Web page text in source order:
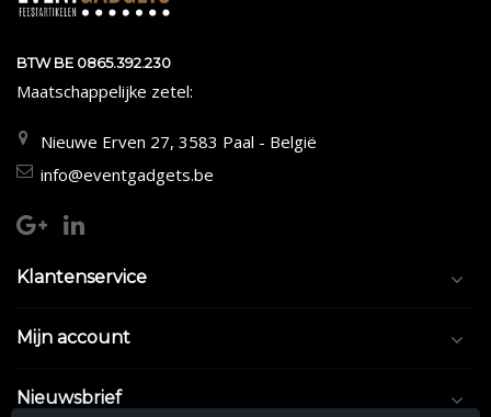
BTW BE 0865.392.230
Maatschappelijke zetel:
Nieuwe Erven 27, 3583 Paal - België
info@eventgadgets.be
Klantenservice
Mijn account
Nieuwsbrief